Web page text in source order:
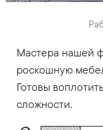
Мастера нашей
роскошную
Готовы
сложности.